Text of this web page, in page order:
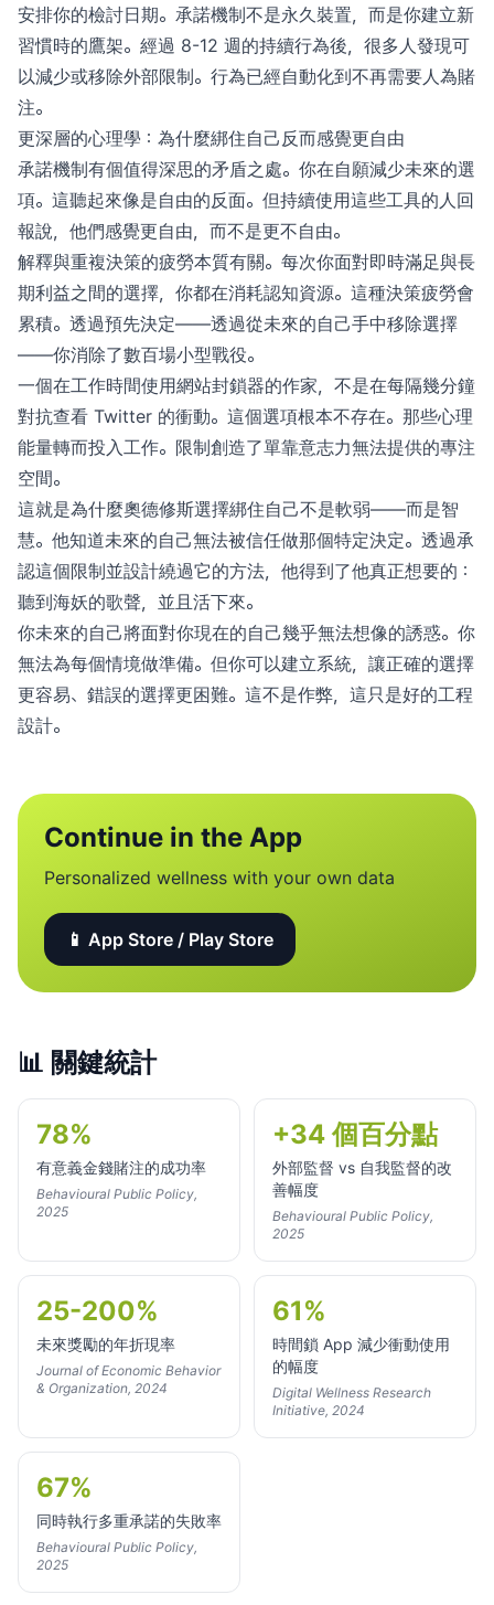
安排你的檢討日期。承諾機制不是永久裝置，而是你建立新
習慣時的鷹架。經過 8-12 週的持續行為後，很多人發現可
以減少或移除外部限制。行為已經自動化到不再需要人為賭
注。
更深層的心理學：為什麼綁住自己反而感覺更自由
承諾機制有個值得深思的矛盾之處。你在自願減少未來的選
項。這聽起來像是自由的反面。但持續使用這些工具的人回
報說，他們感覺更自由，而不是更不自由。
解釋與重複決策的疲勞本質有關。每次你面對即時滿足與長
期利益之間的選擇，你都在消耗認知資源。這種決策疲勞會
累積。透過預先決定——透過從未來的自己手中移除選擇
——你消除了數百場小型戰役。
一個在工作時間使用網站封鎖器的作家，不是在每隔幾分鐘
對抗查看 Twitter 的衝動。這個選項根本不存在。那些心理
能量轉而投入工作。限制創造了單靠意志力無法提供的專注
空間。
這就是為什麼奧德修斯選擇綁住自己不是軟弱——而是智
慧。他知道未來的自己無法被信任做那個特定決定。透過承
認這個限制並設計繞過它的方法，他得到了他真正想要的：
聽到海妖的歌聲，並且活下來。
你未來的自己將面對你現在的自己幾乎無法想像的誘惑。你
無法為每個情境做準備。但你可以建立系統，讓正確的選擇
更容易、錯誤的選擇更困難。這不是作弊，這只是好的工程
設計。
Continue in the App
Personalized wellness with your own data
📱 App Store / Play Store
📊 關鍵統計
78%
有意義金錢賭注的成功率
Behavioural Public Policy,
2025
+34 個百分點
外部監督 vs 自我監督的改
善幅度
Behavioural Public Policy,
2025
25-200%
未來獎勵的年折現率
Journal of Economic Behavior
& Organization, 2024
61%
時間鎖 App 減少衝動使用
的幅度
Digital Wellness Research
Initiative, 2024
67%
同時執行多重承諾的失敗率
Behavioural Public Policy,
2025